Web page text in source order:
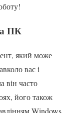
ПК
який може
вас і
він часто
його також
Windows